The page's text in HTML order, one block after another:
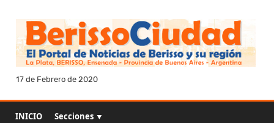
17 de Febrero de 2020
INICIO Secciones ▼